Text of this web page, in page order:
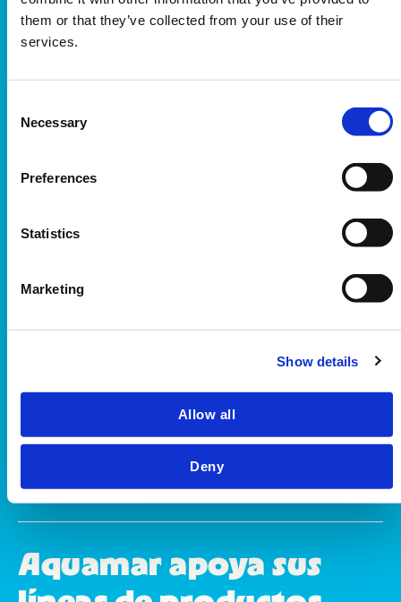
them or that they’ve collected from your use of their
services.
Selection
Necessary
Preferences
Statistics
Marketing
Show details
Allow all
Deny
es mejor.
Nos abastecemos de ingredientes
procedentes de pesquerías tan
Después, cuando hemos
nuestros innovadores chefs crean
realmente de relieve la calidad del
marisco. Recetas diferentes pero
por más. Recetas que estamos
orgullosos de llamar nuestras.
El servicio de Aquamar
es fiable.
Aquamar apoya sus